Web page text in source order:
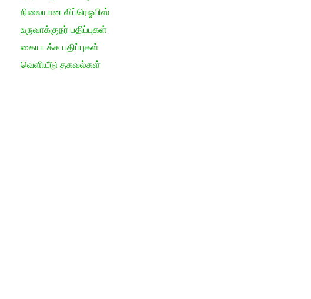
நிலையான லிப்ரெஓபிஸ்
உருவாக்குநர் பதிப்புகள்
கையடக்க பதிப்புகள்
வெளியீடு தகவல்கள்